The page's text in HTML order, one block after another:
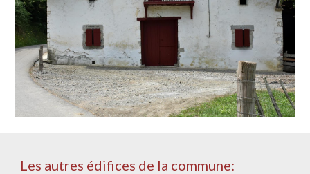
Les autres édifices de la commune: